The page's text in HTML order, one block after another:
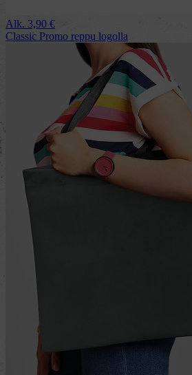
Alk. 3,90 €
Classic Promo reppu logolla